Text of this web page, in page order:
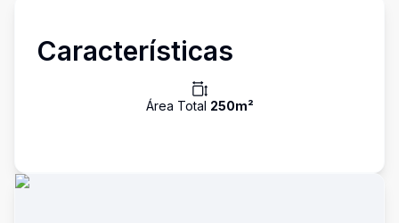
Características
Área Total 250m²